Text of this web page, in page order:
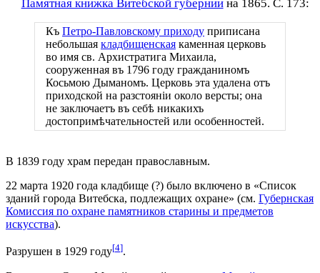
Памятная книжка Витебской губерниина 1865. С. 173:
Къ ​ Петро​-Павловскому приходу приписана
небольшая кладбищенская каменная церковь
во имя св. Архистратига Михаила,
сооруженная въ 1796 году гражданиномъ ​
Косьмою​ ​Дыманомъ​. Церковь эта удалена отъ
приходской на разстояніи около версты; она
не заключаетъ въ себѣ никакихъ
достопримѣчательностей или особенностей.
В 1839 году храм передан православным.
22 марта 1920 года кладбище (?) было включено в «Список
зданий города Витебска, подлежащих охране» (см. Губернская
Комиссия по охране памятников старины и предметов
искусства).
Разрушен в 1929 году[4].